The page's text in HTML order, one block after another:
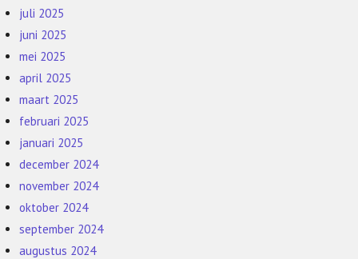
juli 2025
juni 2025
mei 2025
april 2025
maart 2025
februari 2025
januari 2025
december 2024
november 2024
oktober 2024
september 2024
augustus 2024